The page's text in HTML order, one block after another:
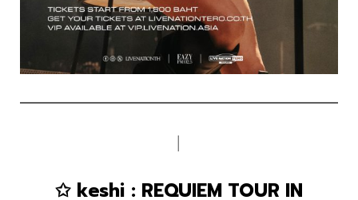
✩ keshi : REQUIEM TOUR IN